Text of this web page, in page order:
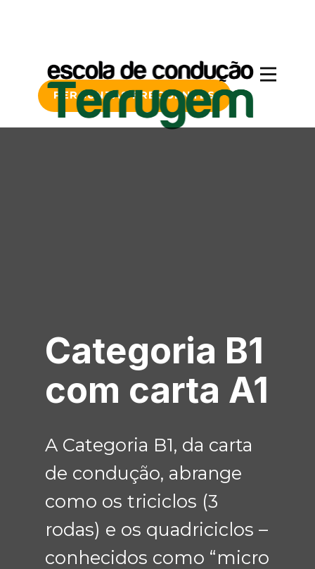
PERGUNTAS FREQUENTES
Categoria B1
com carta A1
A Categoria B1, da carta
de condução, abrange ​
como os triciclos (3
rodas) e os quadriciclos –
conhecidos como “micro